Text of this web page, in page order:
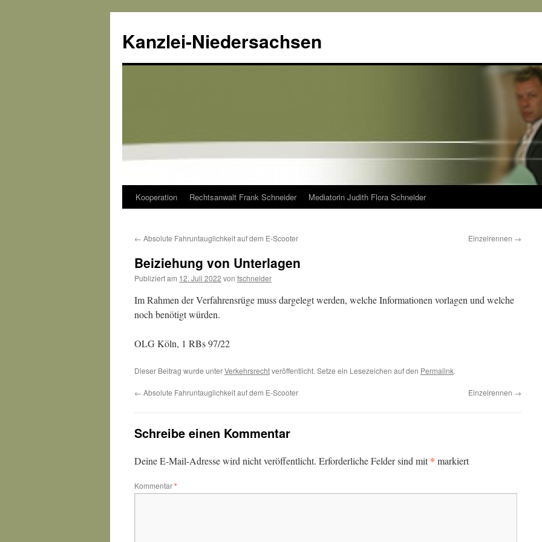
Kanzlei-Niedersachsen
Zum
springen
Kooperation Rechtsanwalt Frank Schneider Mediatorin Judith Flora Schneider
← Absolute Fahruntauglichkeit auf dem E-Scooter Einzelrennen →
Beiziehung von Unterlagen
Publiziert am 12. Juli 2022 von fschneider
Im Rahmen der Verfahrensrüge muss dargelegt werden, welche Informationen vorlagen und welche
noch benötigt würden.
OLG Köln, 1 RBs 97/22
Dieser Beitrag wurde unterVerkehrsrechtveröffentlicht. Setze ein Lesezeichen auf den Permalink.
← Absolute Fahruntauglichkeit auf dem E-Scooter Einzelrennen →
Schreibe einen Kommentar
Deine E-Mail-Adresse wird nicht veröffentlicht. Erforderliche Felder sind mit* markiert
Kommentar*